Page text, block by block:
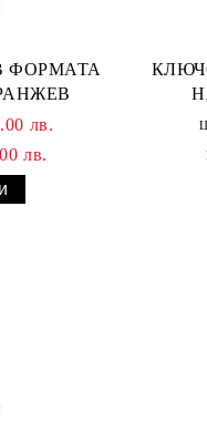
ФОРМАТА
лв.
лв.